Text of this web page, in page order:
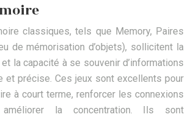
classiques, tels que Memory, Paires
de mémorisation d’objets), sollicitent la
la capacité à se souvenir d’informations
et précise. Ces jeux sont excellents pour
à court terme, renforcer les connexions
la concentration. Ils sont